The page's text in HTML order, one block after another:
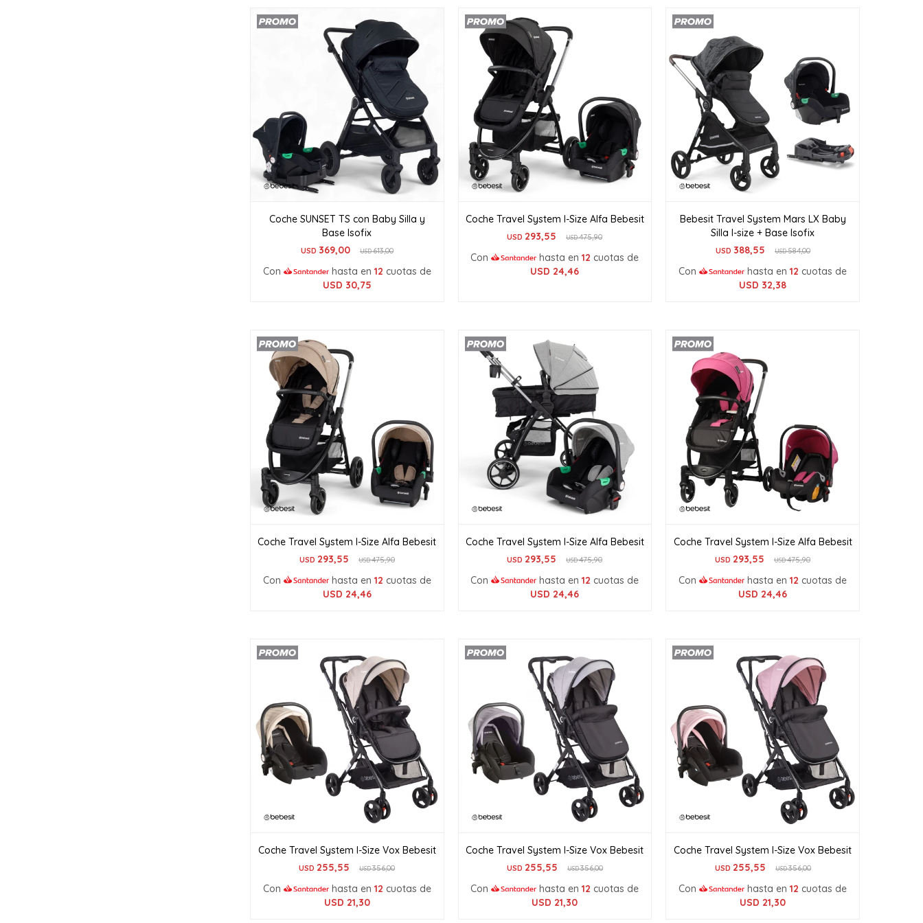
Coche SUNSET TS con Baby Silla y
Base Isofix
USD 369,00 USD613,00
Con hasta en 12 cuotas de
USD 30,75
Coche Travel System I-Size Alfa Bebesit
USD 293,55 USD475,90
Con hasta en12 cuotas de
USD 24,46
Bebesit Travel System Mars LX Baby
Silla I-size + Base Isofix
USD 388,55 USD584,00
Con hasta en12 cuotas de
USD 32,38
Coche Travel System I-Size Alfa Bebesit
USD 293,55 USD475,90
Con hasta en 12 cuotas de
USD 24,46
Coche Travel System I-Size Alfa Bebesit
USD 293,55 USD475,90
Con hasta en12 cuotas de
USD 24,46
Coche Travel System I-Size Alfa Bebesit
USD 293,55 USD475,90
Con hasta en12 cuotas de
USD 24,46
Coche Travel System I-Size Vox Bebesit
USD 255,55 USD356,00
Con hasta en 12 cuotas de
USD 21,30
Coche Travel System I-Size Vox Bebesit
USD 255,55 USD356,00
Con hasta en12 cuotas de
USD 21,30
Coche Travel System I-Size Vox Bebesit
USD 255,55 USD356,00
Con hasta en12 cuotas de
USD 21,30